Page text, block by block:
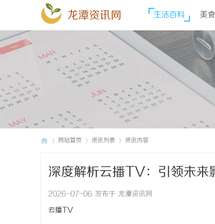
龙潭资讯网 生活百科 美
网站首页 资讯列表 资讯内容
深度解析云播TV：引领未来
2026-07-06 发布于 龙潭资讯网
云播TV